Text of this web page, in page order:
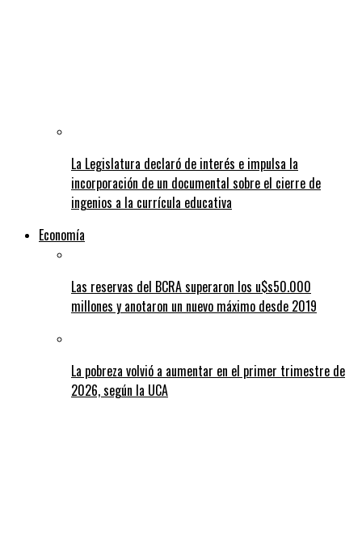
La Legislatura declaró de interés e impulsa la
incorporación de un documental sobre el cierre de
ingenios a la currícula educativa
Economía
Las reservas del BCRA superaron los u$s50.000
millones y anotaron un nuevo máximo desde 2019
La pobreza volvió a aumentar en el primer trimestre de
2026, según la UCA